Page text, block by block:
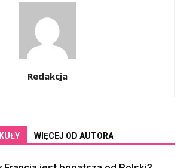
Redakcja
WIĘCEJ OD AUTORA